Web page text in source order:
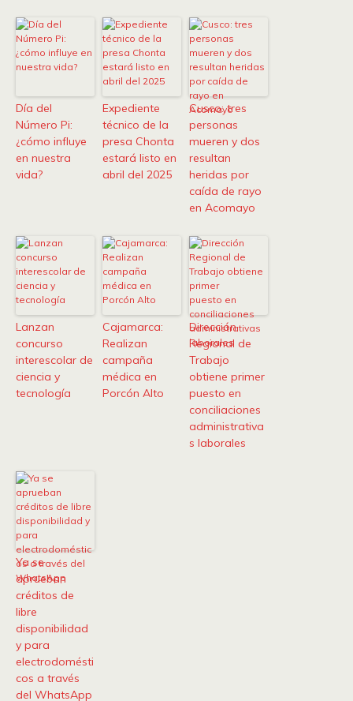
Día del
Número Pi:
¿cómo influye
en nuestra
vida?
Expediente
técnico de la
presa Chonta
estará listo en
abril del 2025
Cusco: tres
personas
mueren y dos
resultan
heridas por
caída de rayo
en Acomayo
Lanzan
concurso
interescolar de
ciencia y
tecnología
Cajamarca:
Realizan
campaña
médica en
Porcón Alto
Dirección
Regional de
Trabajo
obtiene primer
puesto en
conciliaciones
administrativa
s laborales
Ya se
aprueban
créditos de
libre
disponibilidad
y para
electrodomésti
cos a través
del WhatsApp